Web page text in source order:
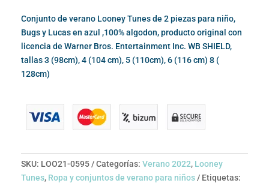
Conjunto de verano Looney Tunes de 2 piezas para niño,
Bugs y Lucas en azul ,100% algodon, producto original con
licencia de Warner Bros. Entertainment Inc. WB SHIELD,
tallas 3 (98cm), 4 (104 cm), 5 (110cm), 6 (116 cm) 8 (
128cm)
SKU: LOO21-0595 Categorías: Verano 2022, Looney
Tunes, Ropa y conjuntos de verano para niños
Etiquetas: